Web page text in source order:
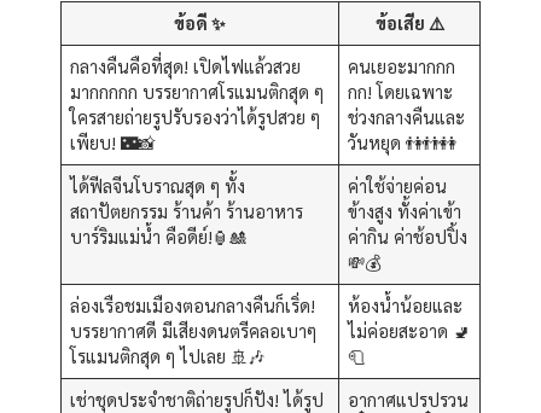
ข้อดี ✨
ข้อเสีย ⚠️
กลางคืนคือที่สุด! เปิดไฟแล้วสวย
มากกกกก บรรยากาศโรแมนติกสุด ๆ
ใครสายถ่ายรูปรับรองว่าได้รูปสวย ๆ
เพียบ! 🌃📸
คนเยอะมากกก
กก! โดยเฉพาะ
ช่วงกลางคืนและ
วันหยุด 👫👬👭
ได้ฟีลจีนโบราณสุด ๆ ทั้ง
สถาปัตยกรรม ร้านค้า ร้านอาหาร
บาร์ริมแม่น้ำ คือดีย์!🏮🎎
ค่าใช้จ่ายค่อน
ข้างสูง ทั้งค่าเข้า
ค่ากิน ค่าช้อปปิ้ง
💸💰
ล่องเรือชมเมืองตอนกลางคืนก็เริ่ด!
บรรยากาศดี มีเสียงดนตรีคลอเบาๆ
โรแมนติกสุด ๆ ไปเลย 🚢🎶
ห้องน้ำน้อยและ
ไม่ค่อยสะอาด 🚽
🧻
เช่าชุดประจำชาติถ่ายรูปก็ปัง! ได้รูป
อากาศแปรปรวน